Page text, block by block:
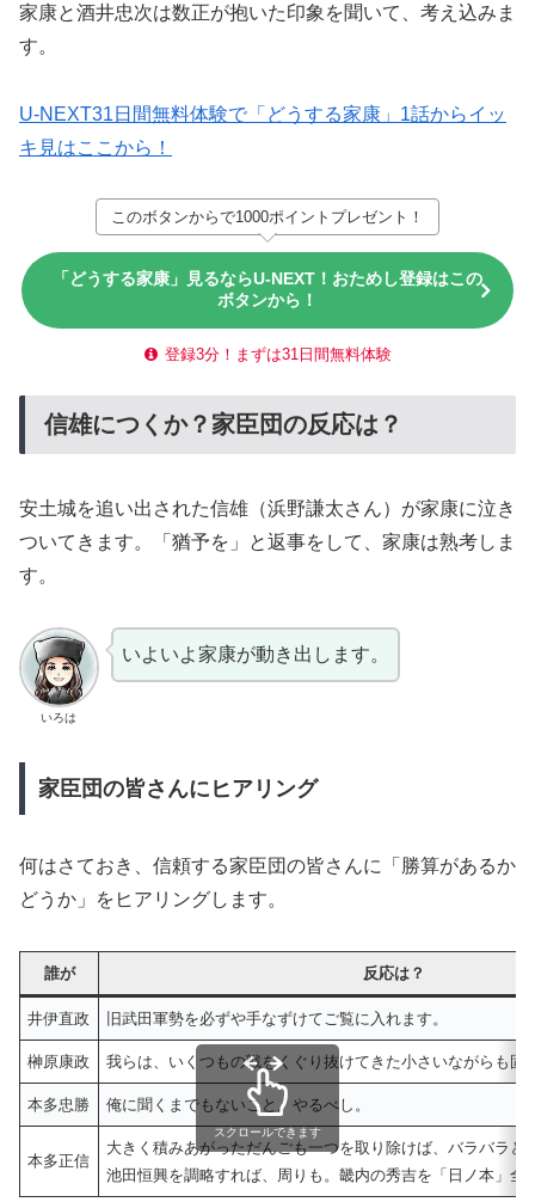
家康と酒井忠次は数正が抱いた印象を聞いて、考え込みま
す。
U-NEXT31日間無料体験で「どうする家康」1話からイッ
キ見はここから！
このボタンからで1000ポイントプレゼント！
「どうする家康」見るならU-NEXT！おためし登録はこの
ボタンから！
登録3分！まずは31日間無料体験
信雄につくか？家臣団の反応は？
安土城を追い出された信雄（浜野謙太さん）が家康に泣き
ついてきます。「猶予を」と返事をして、家康は熟考しま
す。
いろは
いよいよ家康が動き出します。
家臣団の皆さんにヒアリング
何はさておき、信頼する家臣団の皆さんに「勝算があるか
どうか」をヒアリングします。
誰が 反応は？
井伊直政 旧武田軍勢を必ずや手なずけてご覧に入れます。
榊原康政 我らは、いくつもの戦をくぐり抜けてきた小さいながらも固
本多忠勝 俺に聞くまでもないこと。やるべし。
本多正信
大きく積みあがっただんごも一つを取り除けば、バラバラと
池田恒興を調略すれば、周りも。畿内の秀吉を「日ノ本」全
スクロールできます